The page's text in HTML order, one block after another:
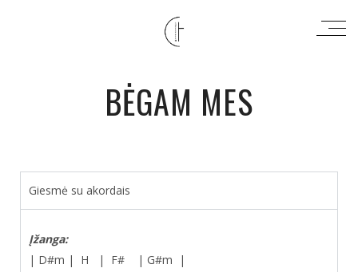
BĖGAM MES
Giesmė su akordais
Įžanga:
| D#m | H | F# | G#m |